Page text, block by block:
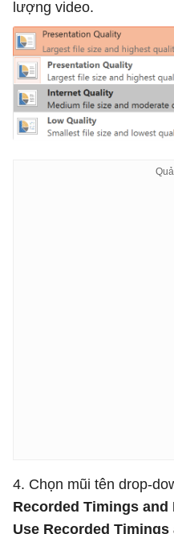
lượng video.
4. Chọn mũi tên drop-
Recorded Timings and
Use Recorded